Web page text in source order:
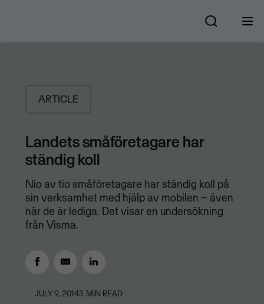
ARTICLE
Landets småföretagare har
ständig koll
Nio av tio småföretagare har ständig koll på
sin verksamhet med hjälp av mobilen – även
när de är lediga. Det visar en undersökning
från Visma.
JULY 9, 20143 MIN READ